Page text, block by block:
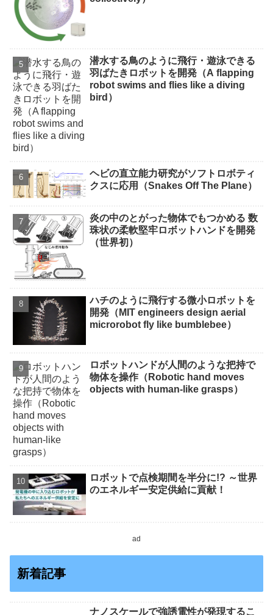
潜水する鳥のように飛行・遊泳できる
羽ばたきロボットを開発（A flapping
robot swims and flies like a diving
bird）
ヘビの直立能力研究がソフトロボティ
クスに応用（Snakes Off The Plane）
炎の中のとがった物体でもつかめる 数
珠状の柔軟堅牢ロボットハンドを開発
（世界初）
ハチのように飛行する微小ロボットを
開発（MIT engineers design aerial
microrobot fly like bumblebee）
ロボットハンドが人間のような把持で
物体を操作（Robotic hand moves
objects with human-like grasps）
ロボットで点検期間を半分に!? ～世界
のエネルギー安定供給に貢献！
ad
新着記事
ナノスケールで強誘電性が発現するこ